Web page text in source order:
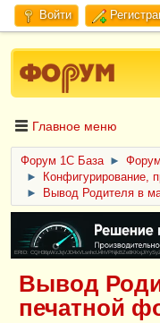
Войти
Главное меню
Форум 1C База ►
►
Конфигурирование,
►
Вывод Родителя в
ERID:
Вывод
печатной